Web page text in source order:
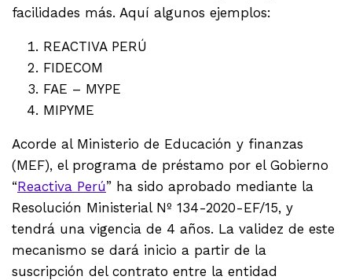
facilidades más. Aquí algunos ejemplos:
REACTIVA PERÚ
FIDECOM
FAE – MYPE
MIPYME
Acorde al Ministerio de Educación y finanzas
(MEF), el programa de préstamo por el Gobierno
“Reactiva Perú” ha sido aprobado mediante la
Resolución Ministerial Nº 134-2020-EF/15, y
tendrá una vigencia de 4 años. La validez de este
mecanismo se dará inicio a partir de la
suscripción del contrato entre la entidad